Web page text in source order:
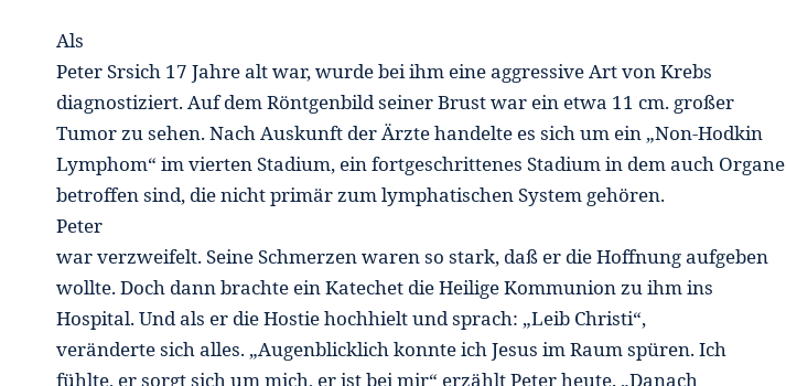
Als
Peter Srsich 17 Jahre alt war, wurde bei ihm eine aggressive Art von Krebs
diagnostiziert. Auf dem Röntgenbild seiner Brust war ein etwa 11 cm. großer
Tumor zu sehen. Nach Auskunft der Ärzte handelte es sich um ein „Non-Hodkin
Lymphom“ im vierten Stadium, ein fortgeschrittenes Stadium in dem auch Organe
betroffen sind, die nicht primär zum lymphatischen System gehören.
Peter
war verzweifelt. Seine Schmerzen waren so stark, daß er die Hoffnung aufgeben
wollte. Doch dann brachte ein Katechet die Heilige Kommunion zu ihm ins
Hospital. Und als er die Hostie hochhielt und sprach: „Leib Christi“,
veränderte sich alles. „Augenblicklich konnte ich Jesus im Raum spüren. Ich
fühlte, er sorgt sich um mich, er ist bei mir“ erzählt Peter heute. „Danach